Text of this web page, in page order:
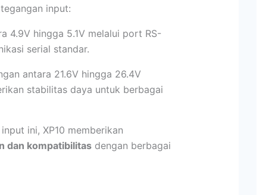
input:
4.9V hingga 5.1V melalui port RS-
serial standar.
antara 21.6V hingga 26.4V
stabilitas daya untuk berbagai
ini, XP10 memberikan
dan kompatibilitasdengan berbagai